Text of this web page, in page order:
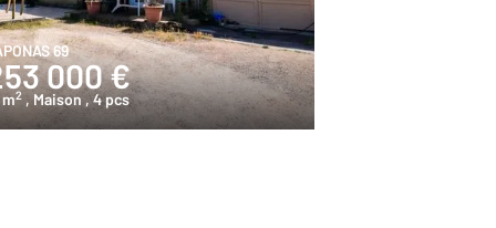
69
000 €
m2 , Maison , 4 pcs